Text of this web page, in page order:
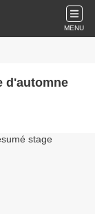
MENU
d'automne